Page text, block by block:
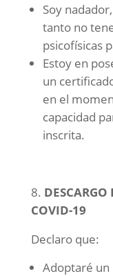
Soy
tanto no
psicofísicas
Estoy en
un
en el
capacidad
inscrita.
COVID-19
Declaro que:
Adoptaré